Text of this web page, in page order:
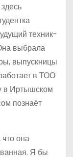
техник-
выбрала
выпускницы
в ТОО
в Иртышском
познаёт
она
Я бы